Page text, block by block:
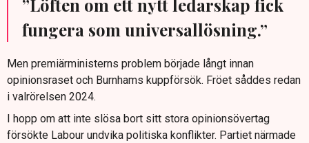
”Löften om ett nytt ledarskap fick
fungera som universallösning.”
Men premiärministerns problem började långt innan
opinionsraset och Burnhams kuppförsök. Fröet såddes redan
i valrörelsen 2024.
I hopp om att inte slösa bort sitt stora opinionsövertag
försökte Labour undvika politiska konflikter. Partiet närmade